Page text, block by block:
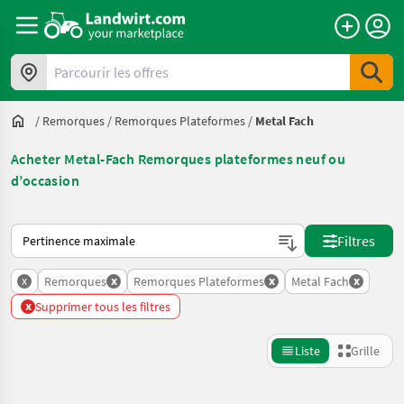
Parcourir les offres
/ Remorques / Remorques Plateformes / Metal Fach
Acheter Metal-Fach Remorques plateformes neuf ou
d’occasion
Voici comment les annonces sont triées sur Landwirt.com
Filtres
x Remorques x Remorques Plateformes x Metal Fach x
x Supprimer tous les filtres
Liste Grille